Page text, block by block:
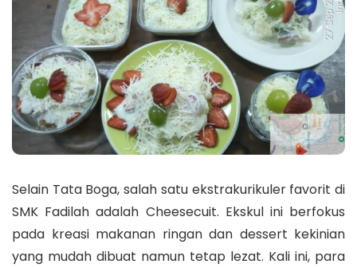
Selain Tata Boga, salah satu ekstrakurikuler favorit di
SMK Fadilah adalah Cheesecuit. Ekskul ini berfokus
pada kreasi makanan ringan dan dessert kekinian
yang mudah dibuat namun tetap lezat. Kali ini, para